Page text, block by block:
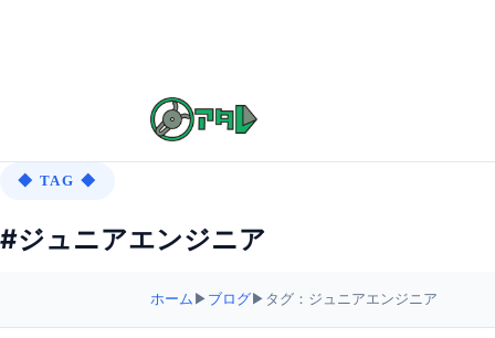
◆ TAG ◆
#ジュニアエンジニア
ホーム ▶ ブログ▶ タグ：ジュニアエンジニア